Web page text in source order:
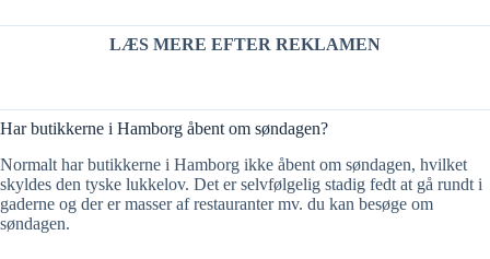
LÆS MERE EFTER REKLAMEN
Har butikkerne i Hamborg åbent om søndagen?
Normalt har butikkerne i Hamborg ikke åbent om søndagen, hvilket
skyldes den tyske lukkelov. Det er selvfølgelig stadig fedt at gå rundt i
gaderne og der er masser af restauranter mv. du kan besøge om
søndagen.